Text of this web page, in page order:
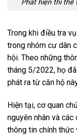
Phát hiện thi thể
Trong khi điều tra
trong nhóm cư dân
hội. Theo những
tháng 5/2022, họ
phát ra từ căn hộ
Hiện tại, cơ quan
nguyên nhân và
thông tin chính thức